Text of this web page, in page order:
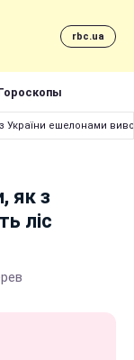
rbc.ua
України ешелонами
як з
ліс